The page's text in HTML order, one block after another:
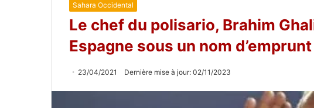
Sahara Occidental
Le chef du polisario, Brahim
Espagne sous un nom
23/04/2021 Dernière mise à jour: 02/11/2023